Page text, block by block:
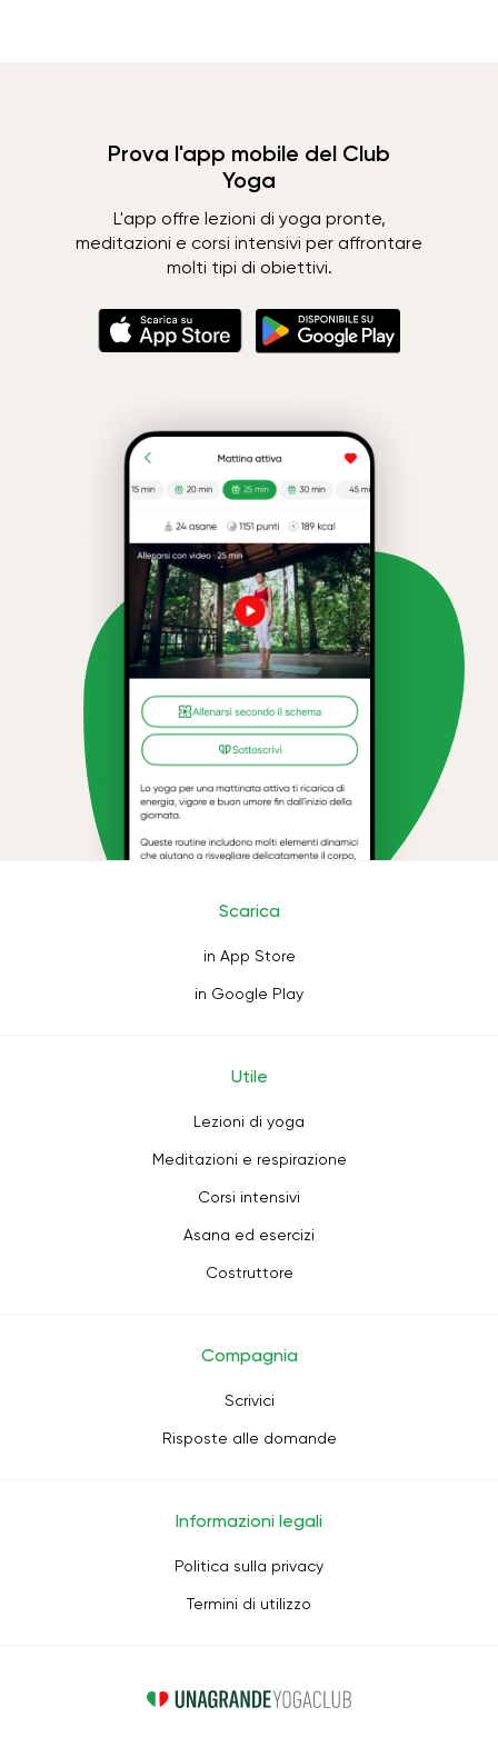
Prova l'app mobile del Club
Yoga
L'app offre lezioni di yoga pronte,
meditazioni e corsi intensivi per affrontare
molti tipi di obiettivi.
Scarica
in App Store
in Google Play
Utile
Lezioni di yoga
Meditazioni e respirazione
Corsi intensivi
Asana ed esercizi
Costruttore
Compagnia
Scrivici
Risposte alle domande
Informazioni legali
Politica sulla privacy
Termini di utilizzo